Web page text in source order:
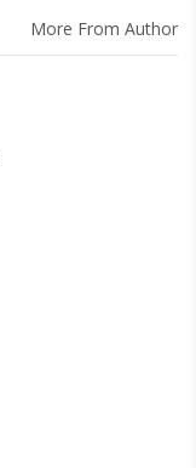
More From Author